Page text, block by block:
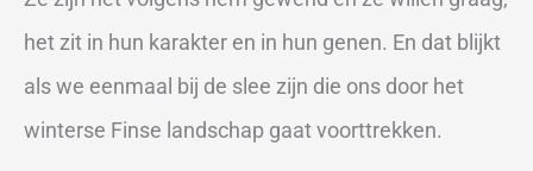
het zit in hun karakter en in hun genen. En dat blijkt
als we eenmaal bij de slee zijn die ons door het
winterse Finse landschap gaat voorttrekken.